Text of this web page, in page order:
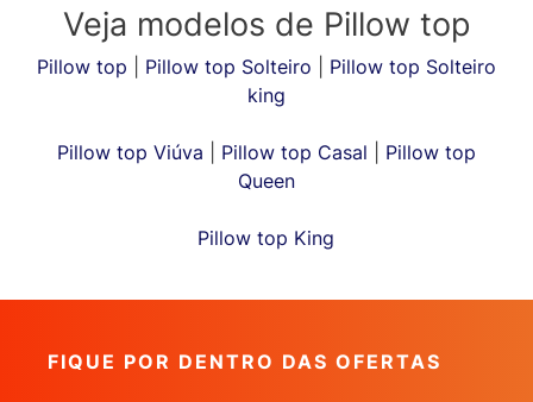
Veja modelos de Pillow top
Pillow top Pillow top Solteiro
Pillow top Solteiro
king
Pillow top Viúva Pillow top Casal
Pillow top
Queen
Pillow top King
FIQUE POR DENTRO DAS OFERTAS